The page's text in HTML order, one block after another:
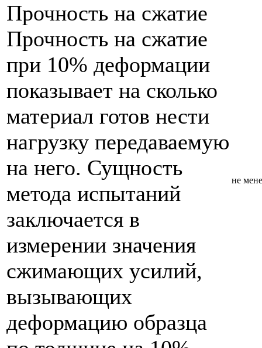
Прочность на сжатие
Прочность на сжатие
при 10% деформации
показывает на сколько
материал готов нести
нагрузку передаваемую
на него. Сущность
метода испытаний
заключается в
измерении значения
сжимающих усилий,
вызывающих
деформацию образца
не